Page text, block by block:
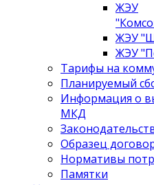
ЖЭУ
ЖЭУ
ЖЭУ
Тарифы на
Планируемый
Информация о
МКД
Образец
Нормативы
Памятки